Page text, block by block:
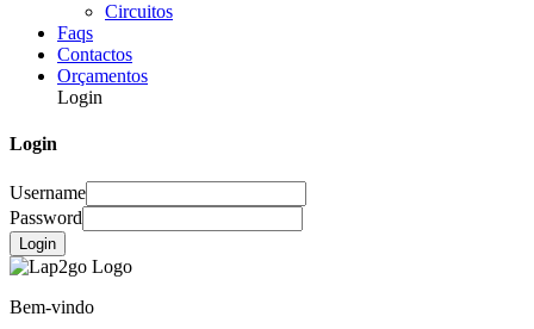
Circuitos
Faqs
Contactos
Orçamentos
Login
Login
Username
Password
Login
Bem-vindo